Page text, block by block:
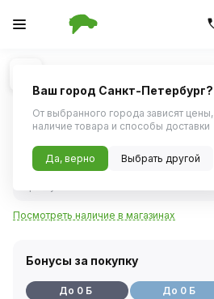
1/1
Отвертка Jonnesway
ANTI-SLIP GRIP,
Нет в наличии
Нет в наличии
Посмотреть наличие в магазинах
Бонусы за покупку
До 0 Б
До 0 Б
Ваш город Санкт-Петербург?
От выбранного города зависят цены,
наличие товара и способы доставки
Да, верно Выбрать другой